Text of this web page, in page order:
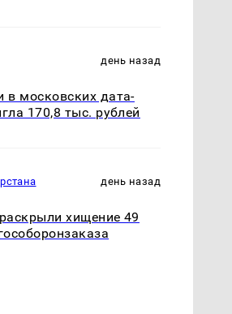
Где будет встреча
президентов США и
день назад
в московских дата-
170,8 тыс. рублей
день назад
хищение 49